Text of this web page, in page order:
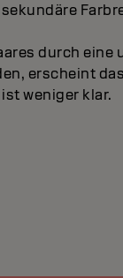
durch eine
erscheint
weniger klar.